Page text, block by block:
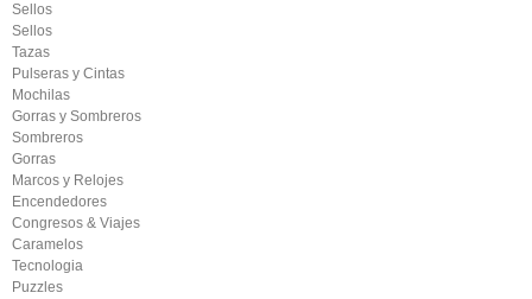
Sellos
Sellos
Tazas
Pulseras y Cintas
Mochilas
Gorras y Sombreros
Sombreros
Gorras
Marcos y Relojes
Encendedores
Congresos & Viajes
Caramelos
Tecnologia
Puzzles